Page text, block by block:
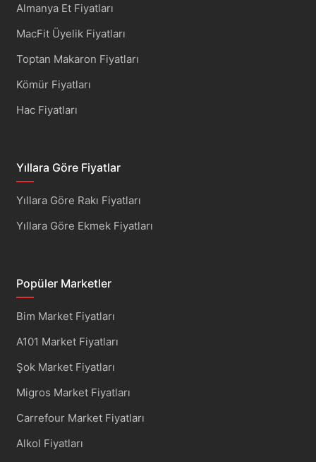
Almanya Et Fiyatları
MacFit Üyelik Fiyatları
Toptan Makaron Fiyatları
Kömür Fiyatları
Hac Fiyatları
Yıllara Göre Fiyatlar
Yıllara Göre Rakı Fiyatları
Yıllara Göre Ekmek Fiyatları
Popüler Marketler
Bim Market Fiyatları
A101 Market Fiyatları
Şok Market Fiyatları
Migros Market Fiyatları
Carrefour Market Fiyatları
Alkol Fiyatları